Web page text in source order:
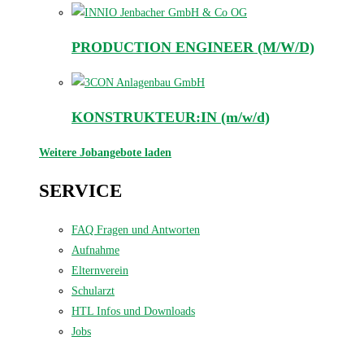
PRODUCTION ENGINEER (M/W/D)
KONSTRUKTEUR:IN (m/w/d)
Weitere Jobangebote laden
SERVICE
FAQ Fragen und Antworten
Aufnahme
Elternverein
Schularzt
HTL Infos und Downloads
Jobs